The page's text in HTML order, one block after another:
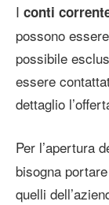
I conti
possono
possibile
essere
dettaglio
Per l’apertura
bisogna
quelli